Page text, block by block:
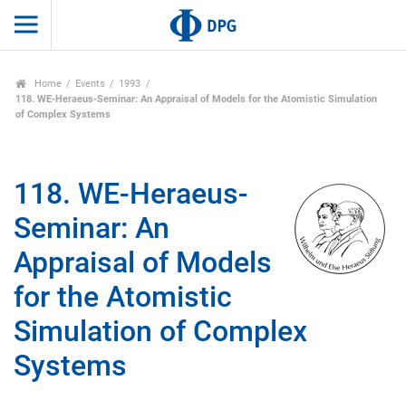
Home Events
1993
118. WE-Heraeus-Seminar: An Appraisal of Models for the Atomistic Simulation
of Complex Systems
118. WE-Heraeus-
Seminar: An
Appraisal of Models
for the Atomistic
Simulation of Complex
Systems